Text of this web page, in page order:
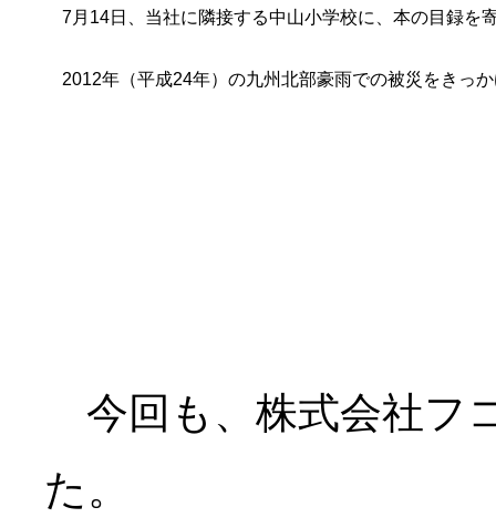
7月14日、当社に隣接する中山小学校に、本の目録を
2012年（平成24年）の九州北部豪雨での被災をきっ
今回も、株式会社フ
た。